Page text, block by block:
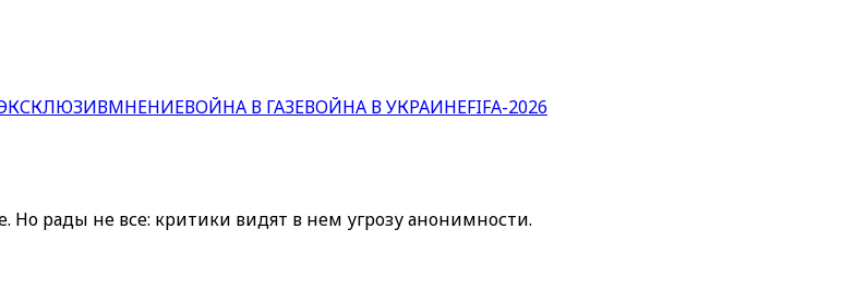
МНЕНИЕВОЙНА В ГАЗЕВОЙНА В УКРАИНЕFIFA-2026
Но рады не все: критики видят в нем угрозу анонимности.